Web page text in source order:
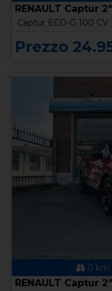
RENAULT Captur
Captur ECO-G 100 CV
Prezzo
0 km
RENAULT Captur